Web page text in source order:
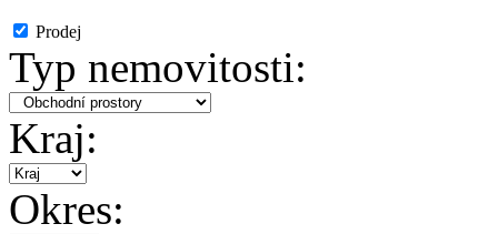
Prodej
Typ nemovitosti:
Kraj:
Okres: